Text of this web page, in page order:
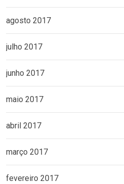
agosto 2017
julho 2017
junho 2017
maio 2017
abril 2017
março 2017
fevereiro 2017